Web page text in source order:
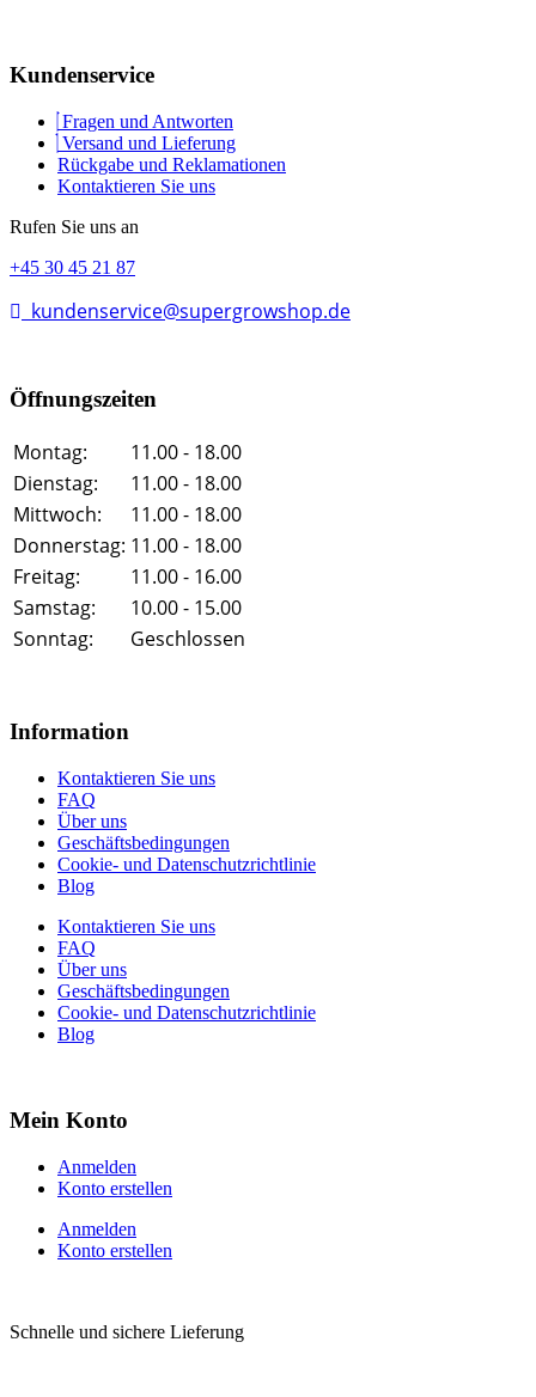
Kundenservice
Fragen und Antworten
Versand und Lieferung
Rückgabe und Reklamationen
Kontaktieren Sie uns
Rufen Sie uns an
+45 30 45 21 87
kundenservice@supergrowshop.de
Öffnungszeiten
Montag:
11.00 - 18.00
Dienstag:
11.00 - 18.00
Mittwoch:
11.00 - 18.00
Donnerstag: 11.00 - 18.00
Freitag:
11.00 - 16.00
Samstag:
10.00 - 15.00
Sonntag:
Geschlossen
Information
Kontaktieren Sie uns
FAQ
Über uns
Geschäftsbedingungen
Cookie- und Datenschutzrichtlinie
Blog
Kontaktieren Sie uns
FAQ
Über uns
Geschäftsbedingungen
Cookie- und Datenschutzrichtlinie
Blog
Mein Konto
Anmelden
Konto erstellen
Anmelden
Konto erstellen
Schnelle und sichere Lieferung